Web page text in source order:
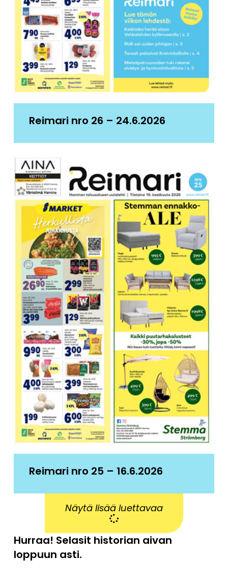
Reimari nro 26 – 24.6.2026
Reimari nro 25 – 16.6.2026
Näytä lisää luettavaa
Hurraa! Selasit historian aivan
loppuun asti.